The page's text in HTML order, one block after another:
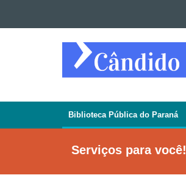
Ir para a navegaçãoREVISTA
CÂNDIDO
Navegação
Jornal
Biblioteca Pública do Paraná
Serviços para você!